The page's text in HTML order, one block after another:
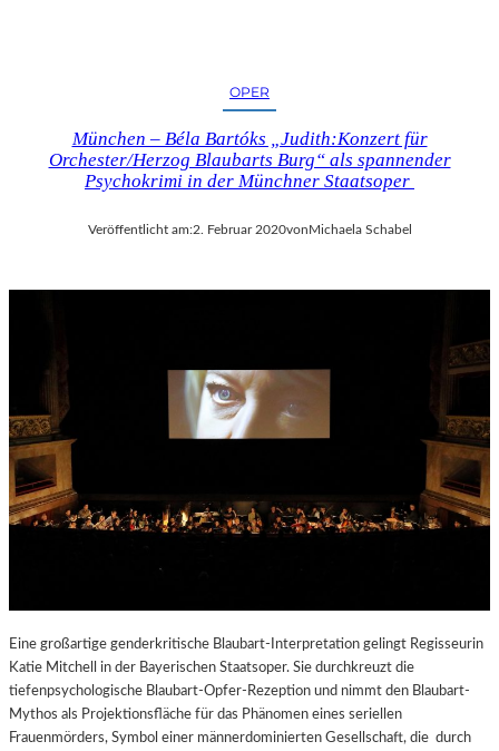
OPER
München – Béla Bartóks „Judith:Konzert für
Orchester/Herzog Blaubarts Burg“ als spannender
Psychokrimi in der Münchner Staatsoper
Veröffentlicht am:2. Februar 2020vonMichaela Schabel
Eine großartige genderkritische Blaubart-Interpretation gelingt Regisseurin
Katie Mitchell in der Bayerischen Staatsoper. Sie durchkreuzt die
tiefenpsychologische Blaubart-Opfer-Rezeption und nimmt den Blaubart-
Mythos als Projektionsfläche für das Phänomen eines seriellen
Frauenmörders, Symbol einer männerdominierten Gesellschaft, die durch